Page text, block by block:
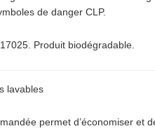
de danger CLP.
Produit biodégradable.
lavables
permet d’économiser et